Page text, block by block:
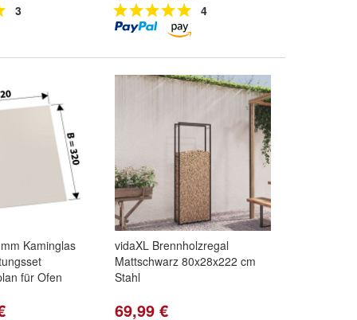
3 4
Kaminglas
für Ofen
4mm dick:
vidaXL Brennholzregal
Mattschwarz 80x28x222 cm
Stahl
69,99 €